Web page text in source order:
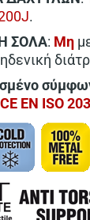
.
ΣΟΛΑ: Μη
CE EN ISO